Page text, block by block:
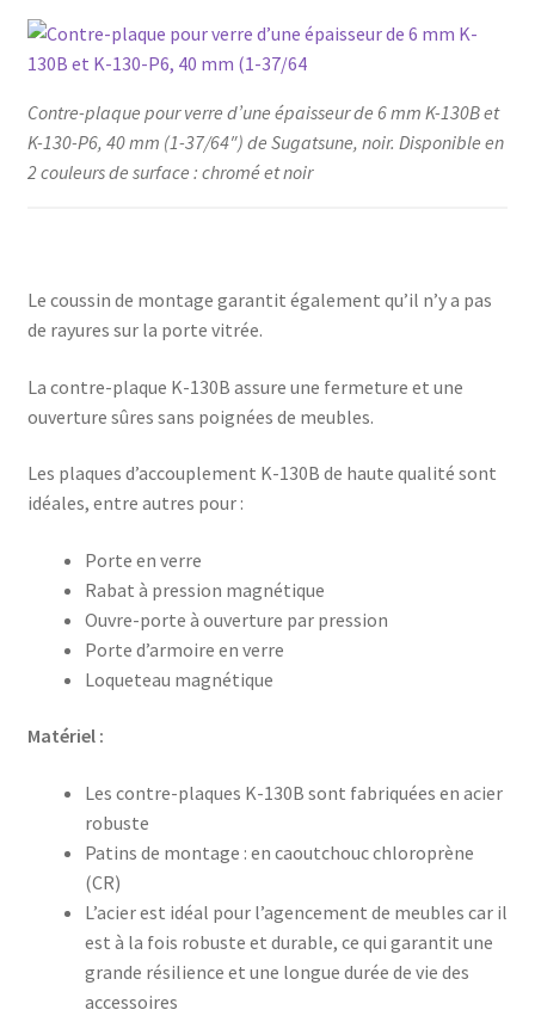
Contre-plaque pour verre d’une épaisseur de 6 mm K-130B et
K-130-P6, 40 mm (1-37/64″) de Sugatsune, noir. Disponible en
2 couleurs de surface : chromé et noir
Le coussin de montage garantit également qu’il n’y a pas
de rayures sur la porte vitrée.
La contre-plaque K-130B assure une fermeture et une
ouverture sûres sans poignées de meubles.
Les plaques d’accouplement K-130B de haute qualité sont
idéales, entre autres pour :
Porte en verre
Rabat à pression magnétique
Ouvre-porte à ouverture par pression
Porte d’armoire en verre
Loqueteau magnétique
Matériel :
Les contre-plaques K-130B sont fabriquées en acier
robuste
Patins de montage : en caoutchouc chloroprène
(CR)
L’acier est idéal pour l’agencement de meubles car il
est à la fois robuste et durable, ce qui garantit une
grande résilience et une longue durée de vie des
accessoires